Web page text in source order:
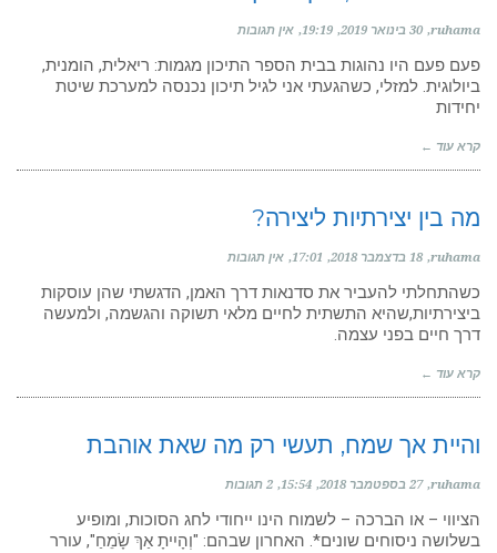
ruhama 30 בינואר 2019 19:19 אין תגובות
פעם פעם היו נהוגות בבית הספר התיכון מגמות: ריאלית, הומנית,
ביולוגית. למזלי, כשהגעתי אני לגיל תיכון נכנסה למערכת שיטת
יחידות
קרא עוד ←
מה בין יצירתיות ליצירה?
ruhama 18 בדצמבר 2018 17:01 אין תגובות
כשהתחלתי להעביר את סדנאות דרך האמן, הדגשתי שהן עוסקות
ביצירתיות,שהיא התשתית לחיים מלאי תשוקה והגשמה, ולמעשה
דרך חיים בפני עצמה.
קרא עוד ←
והיית אך שמח, תעשי רק מה שאת אוהבת
ruhama 27 בספטמבר 2018 15:54 2 תגובות
הציווי – או הברכה – לשמוח הינו ייחודי לחג הסוכות, ומופיע
בשלושה ניסוחים שונים*. האחרון שבהם: "וְהָיִיתָ אַךְ שָׂמֵחַ", עורר